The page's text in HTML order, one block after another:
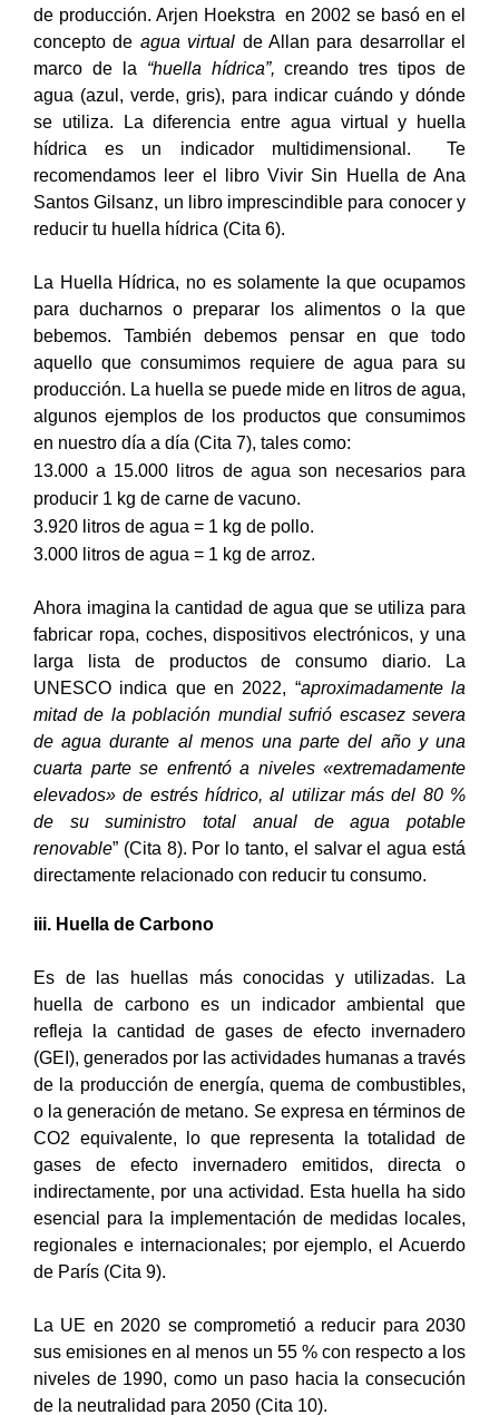
de producción. Arjen Hoekstra en 2002 se basó en el
concepto de agua virtual de Allan para desarrollar el
marco de la “huella hídrica”,creando tres tipos de
agua (azul, verde, gris), para indicar cuándo y dónde
se utiliza. La diferencia entre agua virtual y huella
hídrica es un indicador multidimensional. Te
recomendamos leer el libro Vivir Sin Huella de Ana
Santos Gilsanz, un libro imprescindible para conocer y
reducir tu huella hídrica (Cita 6).
La Huella Hídrica, no es solamente la que ocupamos
para ducharnos o preparar los alimentos o la que
bebemos. También debemos pensar en que todo
aquello que consumimos requiere de agua para su
producción. La huella se puede mide en litros de agua,
algunos ejemplos de los productos que consumimos
en nuestro día a día (Cita 7), tales como:
13.000 a 15.000 litros de agua son necesarios para
producir 1 kg de carne de vacuno.
3.920 litros de agua = 1 kg de pollo.
3.000 litros de agua = 1 kg de arroz.
Ahora imagina la cantidad de agua que se utiliza para
fabricar ropa, coches, dispositivos electrónicos, y una
larga lista de productos de consumo diario. La
UNESCO indica que en 2022, “aproximadamente la
mitad de la población mundial sufrió escasez severa
de agua durante al menos una parte del año y una
cuarta parte se enfrentó a niveles «extremadamente
elevados» de estrés hídrico, al utilizar más del 80 %
de su suministro total anual de agua potable
renovable” (Cita 8). Por lo tanto, el salvar el agua está
directamente relacionado con reducir tu consumo.
iii. Huella de Carbono
Es de las huellas más conocidas y utilizadas. La
huella de carbono es un indicador ambiental que
refleja la cantidad de gases de efecto invernadero
(GEI), generados por las actividades humanas a través
de la producción de energía, quema de combustibles,
o la generación de metano. Se expresa en términos de
CO2 equivalente, lo que representa la totalidad de
gases de efecto invernadero emitidos, directa o
indirectamente, por una actividad. Esta huella ha sido
esencial para la implementación de medidas locales,
regionales e internacionales; por ejemplo, el Acuerdo
de París (Cita 9).
La UE en 2020 se comprometió a reducir para 2030
sus emisiones en al menos un 55 % con respecto a los
niveles de 1990, como un paso hacia la consecución
de la neutralidad para 2050 (Cita 10).